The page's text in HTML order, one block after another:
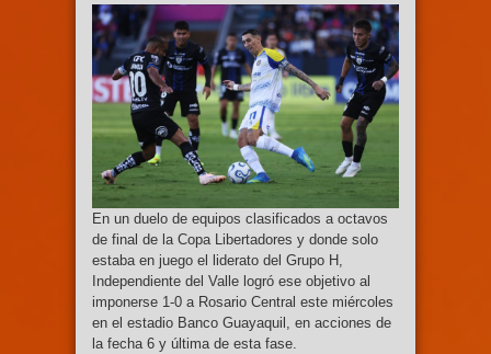
En un duelo de equipos clasificados a octavos
de final de la Copa Libertadores y donde solo
estaba en juego el liderato del Grupo H,
Independiente del Valle logró ese objetivo al
imponerse 1-0 a Rosario Central este miércoles
en el estadio Banco Guayaquil, en acciones de
la fecha 6 y última de esta fase.